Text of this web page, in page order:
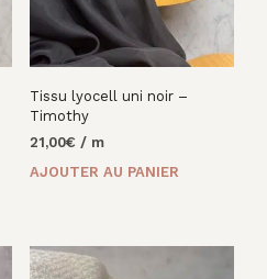
Tissu lyocell uni noir –
Timothy
21,00€ / m
AJOUTER AU PANIER